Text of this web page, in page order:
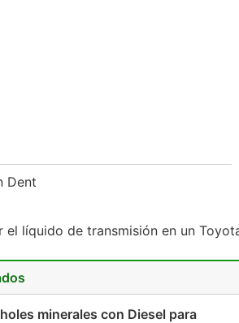
Dent
el líquido de transmisión en un
minerales con Diesel para